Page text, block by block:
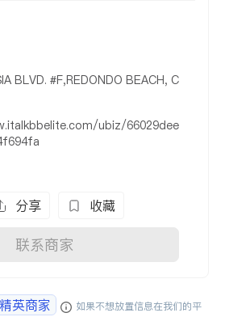
BLVD. #F,REDONDO BEACH, C
ubiz/66029dee
分享 收藏
联系商家
英商家
如果不想放置信息在我们的平